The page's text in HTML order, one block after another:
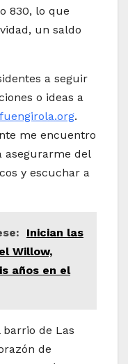
830, lo que
un saldo
a seguir
o ideas a
.
me encuentro
asegurarme del
y escuchar a
Inician las
Willow,
años en el
de Las
de